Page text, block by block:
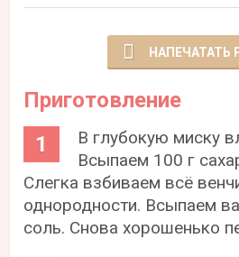
НАПЕЧАТАТЬ
Приготовление
В глубокую миску
Всыпаем 100 г
Слегка взбиваем всё
однородности. Всыпаем
соль. Снова хорошенько